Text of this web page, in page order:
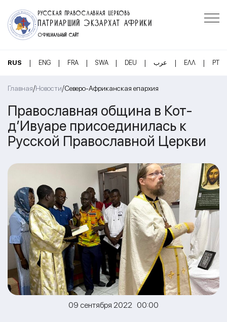
РУССКАЯ ПРАВОСЛАВНАЯ ЦЕРКОВЬ
ПАТРИАРШИЙ ЭКЗАРХАТ АФРИКИ
ОФИЦИАЛЬНЫЙ САЙТ
RUS | ENG | FRA | SWA | DEU | عرب | ΕΛΛ | PT
Главная/Новости/Северо-Африканская епархия
Православная община в Кот-
д’Ивуаре присоединилась к
Русской Православной Церкви
09 сентября 2022 00:00